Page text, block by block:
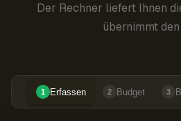
Der Rechner liefert Ihnen
übernimmt
1 Erfassen 2 Budget 3